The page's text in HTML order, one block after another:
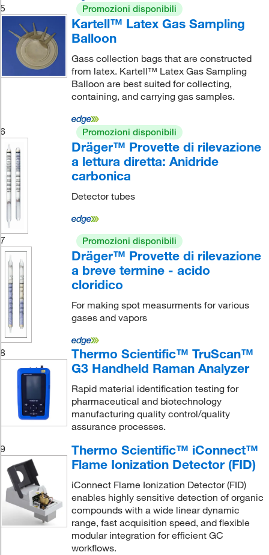
5 Promozioni disponibili
Kartell™ Latex Gas Sampling
Balloon
Gass collection bags that are constructed
from latex. Kartell™ Latex Gas Sampling
Balloon are best suited for collecting,
containing, and carrying gas samples.
6 Promozioni disponibili
Dräger™ Provette di rilevazione
a lettura diretta: Anidride
carbonica
Detector tubes
7 Promozioni disponibili
Dräger™ Provette di rilevazione
a breve termine - acido
cloridico
For making spot measurments for various
gases and vapors
8
Thermo Scientific™ TruScan™
G3 Handheld Raman Analyzer
Rapid material identification testing for
pharmaceutical and biotechnology
manufacturing quality control/quality
assurance processes.
9
Thermo Scientific™ iConnect™
Flame Ionization Detector (FID)
iConnect Flame Ionization Detector (FID)
enables highly sensitive detection of organic
compounds with a wide linear dynamic
range, fast acquisition speed, and flexible
modular integration for efficient GC
workflows.